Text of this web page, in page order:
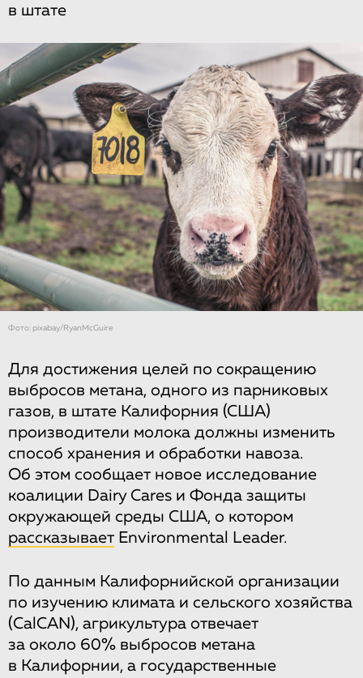
в штате
Фото: pixabay/RyanMcGuire
Для достижения целей по сокращению
выбросов метана, одного из парниковых
газов, в штате Калифорния (США)
производители молока должны изменить
способ хранения и обработки навоза.
Об этом сообщает новое исследование
коалиции Dairy Cares и Фонда защиты
окружающей среды США, о котором
рассказывает Environmental Leader.
По данным Калифорнийской организации
по изучению климата и сельского хозяйства
(CalCAN), агрикультура отвечает
за около 60% выбросов метана
в Калифорнии, а государственные